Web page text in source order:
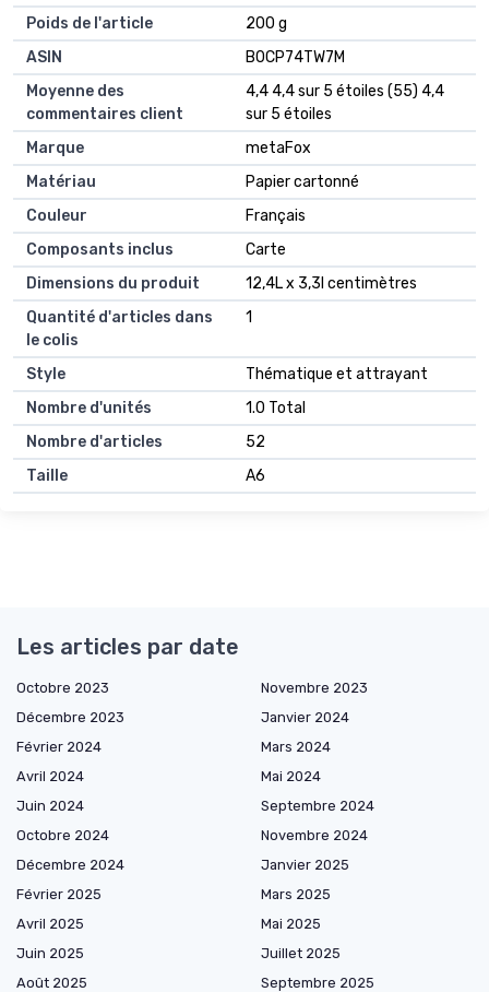
Poids de l'article
‎200 g
ASIN
B0CP74TW7M
Moyenne des
commentaires client
4,4 4,4 sur 5 étoiles (55) 4,4
sur 5 étoiles
Marque
metaFox
Matériau
Papier cartonné
Couleur
Français
Composants inclus
Carte
Dimensions du produit
12,4L x 3,3l centimètres
Quantité d'articles dans
le colis
1
Style
Thématique et attrayant
Nombre d'unités
1.0 Total
Nombre d'articles
52
Taille
A6
Les articles par date
Octobre 2023
Novembre 2023
Décembre 2023
Janvier 2024
Février 2024
Mars 2024
Avril 2024
Mai 2024
Juin 2024
Septembre 2024
Octobre 2024
Novembre 2024
Décembre 2024
Janvier 2025
Février 2025
Mars 2025
Avril 2025
Mai 2025
Juin 2025
Juillet 2025
Août 2025
Septembre 2025